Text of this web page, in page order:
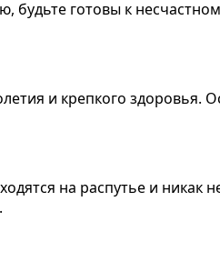
будьте готовы к
и крепкого
на распутье и